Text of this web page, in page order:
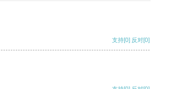
支持[0] 反对[0]